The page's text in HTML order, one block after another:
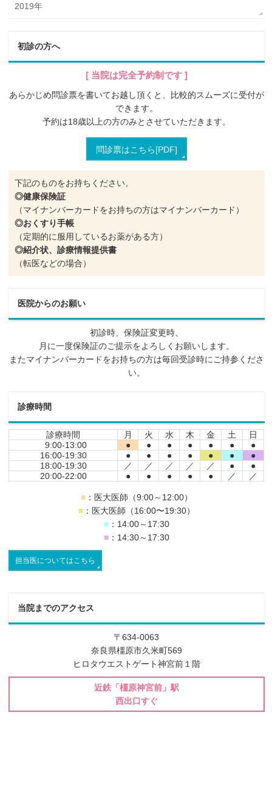
2019年
初診の方へ
[ 当院は完全予約制です ]
あらかじめ問診票を書いてお越し頂くと、比較的スムーズに受付が
できます。
予約は18歳以上の方のみとさせていただきます。
問診票はこちら[PDF]
下記のものをお持ちください。
◎健康保険証
（マイナンバーカードをお持ちの方はマイナンバーカード）
◎おくすり手帳
（定期的に服用しているお薬がある方）
◎紹介状、診療情報提供書
（転医などの場合）
医院からのお願い
初診時、保険証変更時、
月に一度保険証のご提示をよろしくお願いします。
またマイナンバーカードをお持ちの方は毎回受診時にご持参くださ
い。
診療時間
診療時間 月 火 水 木 金 土
日
9:00-13:00
● ● ● ● ● ●
●
16:00-19:30
● ● ● ● ● ●
●
18:00-19:30
／ ／ ／ ／ ／ ●
●
20:00-22:00
● ● ● ● ● ／ ／
■：医大医師（9:00～12:00）
■：医大医師（16:00〜19:30）
■：14:00～17:30
■：14:30～17:30
担当医についてはこちら
当院までのアクセス
〒634-0063
奈良県橿原市久米町569
ヒロタウエストゲート神宮前１階
近鉄「橿原神宮前」駅
西出口すぐ